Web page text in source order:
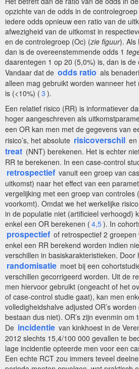
opzichte van de odds in de
iedere odds opnieuw een ratio van de
afwezigheid van de uitkomst in
en de controlegroep (Oc) (zie figuur). Als
dan is de overeenstemmende odds 1
daarentegen 1 op 20 (5,0%) is, dan is
Vandaar dat de odds ratio als
alleen mag gebruikt worden wanneer het
is (<10%) ( 3 ).
Een relatief risico (RR) is informatiever
hoger aangeschreven als
een OR kan men met de gegevens van
risico’s, het absolute risicoverschil en
treat (NNT) berekenen. Het is echter
RR te berekenen. In een case-control
retrospectief vanuit een groep van
uitkomst) naar het effect van een
vergelijking met een groep van controles
voorkomt). Omdat we het werkelijke
in de populatie niet (artificieel verhoogd)
enkel een OR berekenen ( 4,5). In
prospectief of retrospectief 2
enkel een RR berekend worden indien
verschillen in basiskarakteristieken. Door
randomisatie moet bij een
verschillen gecorrigeerd worden. Uit de
men hiervoor gebruikt (ongeacht of het
of case-control studie gaat), kan men
volledigheidshalve adjusted OR’s
bestaan dus niet). OR’s zijn evenmin om
De incidentie van kinkhoest in de
2012 slechts 15,4/100 000 gevallen te
lage incidentie opteerde men voor een
Een echte RCT zou immers teveel